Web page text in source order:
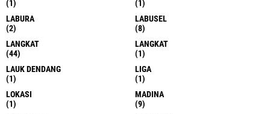
(1)
(1)
LABURA
(2)
LABUSEL
(8)
LANGKAT
(44)
LANGKAT
(1)
LAUK DENDANG
(1)
LIGA
(1)
LOKASI
(1)
MADINA
(9)